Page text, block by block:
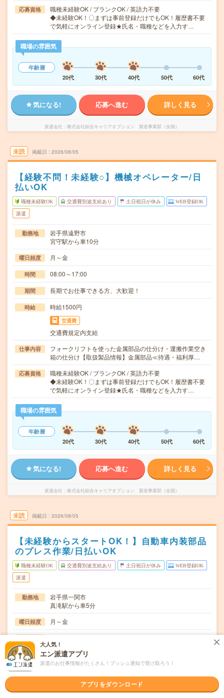
応募資格
職種未経験OK / ブランクOK / 英語力不要
◆未経験OK！〇まずは事前登録だけでもOK！履歴書不要
で気軽にオンライン登録★氏名・職種などを入力す…
職場の雰囲気
年齢層
20代
30代 40代 50代 60代
気になる! 応募へ進む 詳しく見る
派遣会社 株式会社綜合キャリアオプション 製造事業部（全国）
未読 掲載日 2026/08/05
【経験不問！未経験○】機械オペレーター/日
払いOK
職種未経験OK 交通費別途支給あり 土日祝日が休み WEB登録OK
派遣
勤務地
岩手県遠野市
宮守駅から車10分
曜日頻度 月～金
時間 08:00～17:00
期間 長期でお仕事できる方、大歓迎！
時給 時給1500円
交通費
交通費規定内支給
仕事内容
フォークリフトを使った金属部品の仕分け・運搬作業空き
箱の仕分け【取扱製品情報】金属部品≪待遇・福利厚…
応募資格
職種未経験OK / ブランクOK / 英語力不要
◆未経験OK！〇まずは事前登録だけでもOK！履歴書不要
で気軽にオンライン登録★氏名・職種などを入力す…
職場の雰囲気
年齢層
20代
30代 40代 50代 60代
気になる! 応募へ進む 詳しく見る
派遣会社 株式会社綜合キャリアオプション 製造事業部（全国）
未読 掲載日 2026/08/05
【未経験からスタートOK！】自動車内装部品
のプレス作業/日払いOK
職種未経験OK 交通費別途支給あり 土日祝日が休み WEB登録OK
派遣
勤務地
岩手県一関市
真滝駅から車5分
曜日頻度 月～金
期間 長期でお仕事できる方、大歓迎！
時給
大人気！
エン派遣アプリ
派遣のお仕事情報がたくさん！プッシュ通知で受け取ろう！
アプリをダウンロード